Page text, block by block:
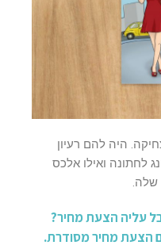
היה להם רעיון
לחתונה ואילו אלכס
שלה.
עליה הצעת מחיר?
הצעת מחיר מסודרת.